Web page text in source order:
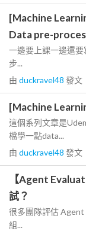
[Machine
Data pre-
一邊要上課一邊還
步...
由 duckravel48 發文
[Machine
這個系列文章是
檔學一點data...
由 duckravel48 發文
【Agent
試？
很多團隊評估
組...